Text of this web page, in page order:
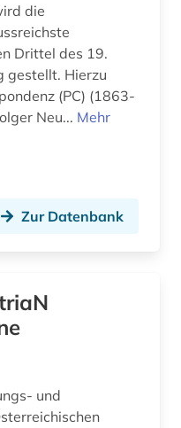
(7)
1915 (1)
geschichte 1918 - 1934 (1)
die
Drittel des 19.
gestellt. Hierzu
Neu... Mehr
Zur Datenbank
und